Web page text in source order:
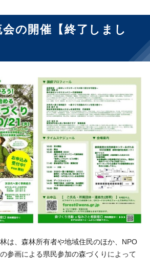
の開催【終了しまし
は、森林所有者や地域住民のほか、NPO
参画による県民参加の森づくりによって